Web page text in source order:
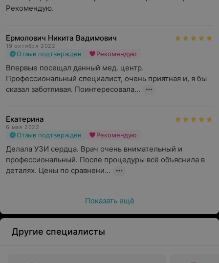
Рекомендую.
Ермолович Никита Вадимович
19 октября 2022
Отзыв подтвержден Рекомендую
Впервые посещал данный мед. центр.
Профессиональный специалист, очень приятная и, я бы
сказал заботливая. Поинтересовала...
Екатерина
6 мая 2022
Отзыв подтвержден Рекомендую
Делала УЗИ сердца. Врач очень внимательный и
профессиональный. После процедуры всё объяснила в
деталях. Цены по сравнени...
Показать ещё
Другие специалисты